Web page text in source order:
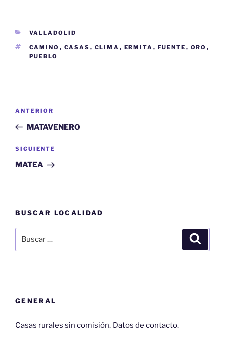
CATEGORÍAS
VALLADOLID
ETIQUETAS
CAMINO , CASAS , CLIMA , ERMITA , FUENTE , ORO ,
PUEBLO
entradas
Entrada
anterior:
ANTERIOR
MATAVENERO
Siguiente
entrada
SIGUIENTE
MATEA
BUSCAR LOCALIDAD
por:
GENERAL
Casas rurales sin comisión. Datos de contacto.